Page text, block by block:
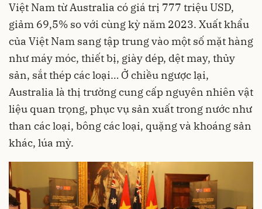
Việt Nam từ Australia có giá trị 777 triệu USD,
giảm 69,5% so với cùng kỳ năm 2023. Xuất khẩu
của Việt Nam sang tập trung vào một số mặt hàng
như máy móc, thiết bị, giày dép, dệt may, thủy
sản, sắt thép các loại… Ở chiều ngược lại,
Australia là thị trường cung cấp nguyên nhiên vật
liệu quan trọng, phục vụ sản xuất trong nước như
than các loại, bông các loại, quặng và khoáng sản
khác, lúa mỳ.